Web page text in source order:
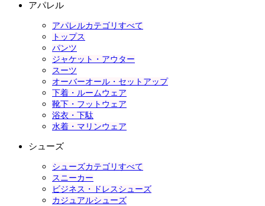
アパレル
アパレルカテゴリすべて
トップス
パンツ
ジャケット・アウター
スーツ
オーバーオール・セットアップ
下着・ルームウェア
靴下・フットウェア
浴衣・下駄
水着・マリンウェア
シューズ
シューズカテゴリすべて
スニーカー
ビジネス・ドレスシューズ
カジュアルシューズ